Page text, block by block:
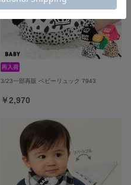
3/23一部再販 ベビーリュック 7943
￥2,970